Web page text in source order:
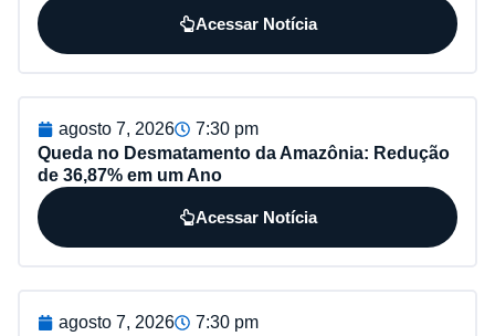
Acessar Notícia
agosto 7, 2026
7:30 pm
Queda no Desmatamento da Amazônia: Redução
de 36,87% em um Ano
Acessar Notícia
agosto 7, 2026
7:30 pm